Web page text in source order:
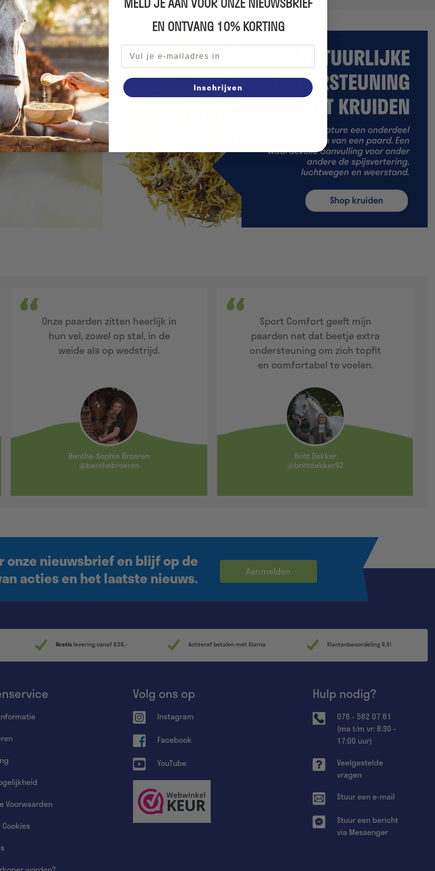
Onze paarden zitten heerlijk in
hun vel, zowel op stal, in de
weide als op wedstrijd.
Benthe-Sophie Broeren
@benthebroeren
Sport Comfort geeft mijn
paarden net dat beetje extra
ondersteuning om zich topfit
en comfortabel te voelen.
Britt Dekker
@brittdekker92
onze nieuwsbrief en blijf op de
acties en het laatste nieuws.
Aanmelden
Gratislevering vanaf €39,- Achteraf betalen met Klarna Klantenbeoordeling 9,5!
Voorwaarden
Cookies
Volg ons op
Instagram
Facebook
YouTube
Hulp nodig?
076 - 562 07 61
(ma t/m vr: 8:30 -
17:00 uur)
Veelgestelde
vragen
Stuur een e-mail
Stuur een bericht
via Messenger
EN ONTVANG 10% KORTING
E-mailadres
Inschrijven